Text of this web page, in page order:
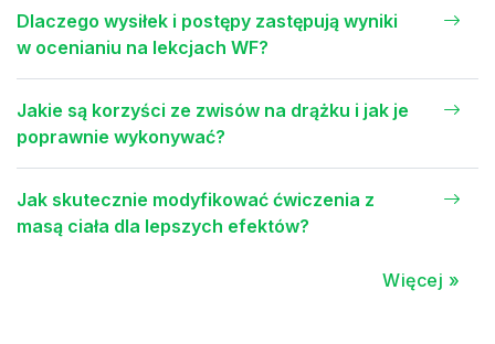
Dlaczego wysiłek i postępy zastępują wyniki
w ocenianiu na lekcjach WF?
Jakie są korzyści ze zwisów na drążku i jak je
poprawnie wykonywać?
Jak skutecznie modyfikować ćwiczenia z
masą ciała dla lepszych efektów?
Więcej »